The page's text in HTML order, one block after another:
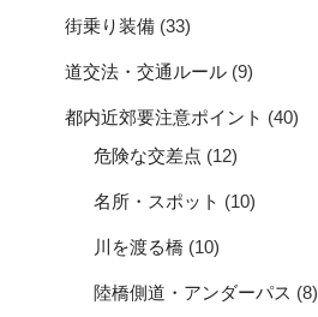
街乗り装備 (33)
道交法・交通ルール (9)
都内近郊要注意ポイント (40)
危険な交差点 (12)
名所・スポット (10)
川を渡る橋 (10)
陸橋側道・アンダーパス (8)